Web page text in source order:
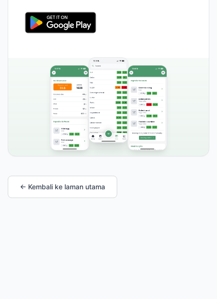
← Kembali ke laman utama